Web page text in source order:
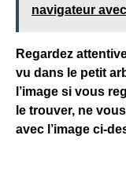
navigateur
Regardez
vu dans le petit
l’image si vous
le trouver, ne
avec l’image ci-